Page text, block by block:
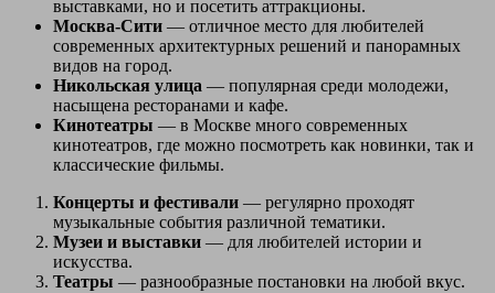
выставками, но и посетить аттракционы.
Москва-Сити — отличное место для любителей
современных архитектурных решений и панорамных
видов на город.
Никольская улица — популярная среди молодежи,
насыщена ресторанами и кафе.
Кинотеатры — в Москве много современных
кинотеатров, где можно посмотреть как новинки, так и
классические фильмы.
Концерты и фестивали — регулярно проходят
музыкальные события различной тематики.
Музеи и выставки — для любителей истории и
искусства.
Театры — разнообразные постановки на любой вкус.